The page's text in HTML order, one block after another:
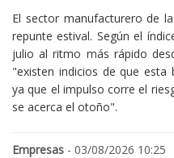
El sector manufacturero de
repunte estival. Según el
julio al ritmo más rápido
"existen indicios de que esta
ya que el impulso corre el
se acerca el otoño".
Empresas - 03/08/2026 10:25